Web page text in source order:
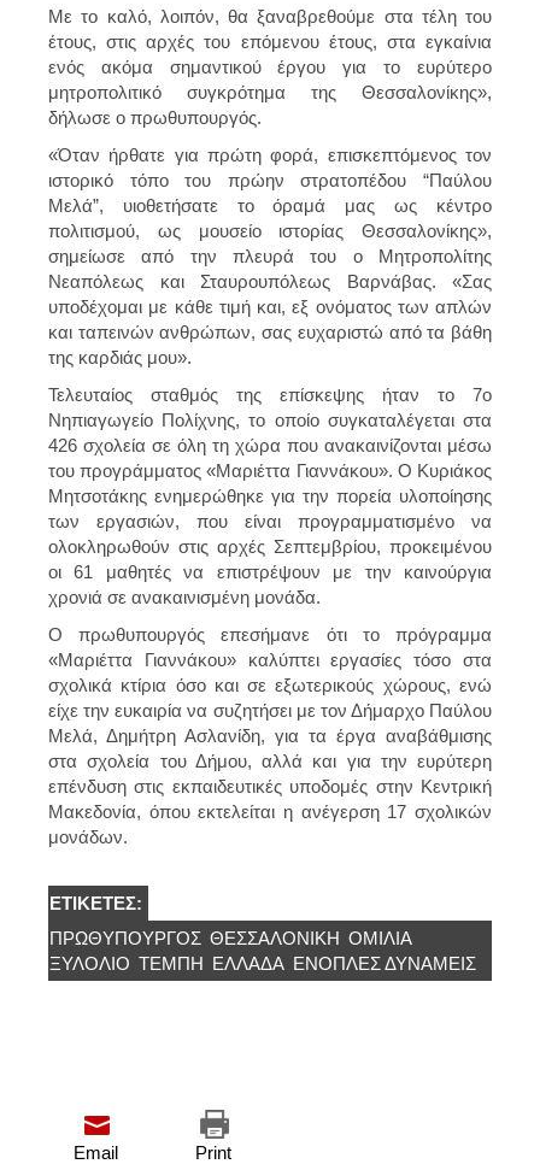
Με το καλό, λοιπόν, θα ξαναβρεθούμε στα τέλη του
έτους, στις αρχές του επόμενου έτους, στα εγκαίνια
ενός ακόμα σημαντικού έργου για το ευρύτερο
μητροπολιτικό συγκρότημα της Θεσσαλονίκης»,
δήλωσε ο πρωθυπουργός.
«Όταν ήρθατε για πρώτη φορά, επισκεπτόμενος τον
ιστορικό τόπο του πρώην στρατοπέδου “Παύλου
Μελά”, υιοθετήσατε το όραμά μας ως κέντρο
πολιτισμού, ως μουσείο ιστορίας Θεσσαλονίκης»,
σημείωσε από την πλευρά του ο Μητροπολίτης
Νεαπόλεως και Σταυρουπόλεως Βαρνάβας. «Σας
υποδέχομαι με κάθε τιμή και, εξ ονόματος των απλών
και ταπεινών ανθρώπων, σας ευχαριστώ από τα βάθη
της καρδιάς μου».
Τελευταίος σταθμός της επίσκεψης ήταν το 7ο
Νηπιαγωγείο Πολίχνης, το οποίο συγκαταλέγεται στα
426 σχολεία σε όλη τη χώρα που ανακαινίζονται μέσω
του προγράμματος «Μαριέττα Γιαννάκου». Ο Κυριάκος
Μητσοτάκης ενημερώθηκε για την πορεία υλοποίησης
των εργασιών, που είναι προγραμματισμένο να
ολοκληρωθούν στις αρχές Σεπτεμβρίου, προκειμένου
οι 61 μαθητές να επιστρέψουν με την καινούργια
χρονιά σε ανακαινισμένη μονάδα.
Ο πρωθυπουργός επεσήμανε ότι το πρόγραμμα
«Μαριέττα Γιαννάκου» καλύπτει εργασίες τόσο στα
σχολικά κτίρια όσο και σε εξωτερικούς χώρους, ενώ
είχε την ευκαιρία να συζητήσει με τον Δήμαρχο Παύλου
Μελά, Δημήτρη Ασλανίδη, για τα έργα αναβάθμισης
στα σχολεία του Δήμου, αλλά και για την ευρύτερη
επένδυση στις εκπαιδευτικές υποδομές στην Κεντρική
Μακεδονία, όπου εκτελείται η ανέγερση 17 σχολικών
μονάδων.
ΕΤΙΚΈΤΕΣ:
ΠΡΩΘΥΠΟΥΡΓΌΣ ΘΕΣΣΑΛΟΝΊΚΗ ΟΜΙΛΙΑ
ΞΥΛΌΛΙΟ ΤΕΜΠΗ ΕΛΛΆΔΑ ΈΝΟΠΛΕΣ ΔΥΝΆΜΕΙΣ
Print
Email